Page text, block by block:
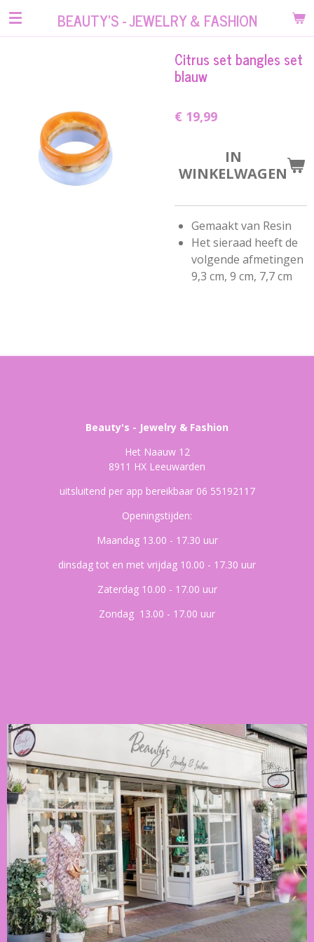
Ga
BEAUTY'S - JEWELRY & FASHION
Citrus set bangles set
blauw
€ 19,99
IN
WINKELWAGEN
Gemaakt van Resin
Het sieraad heeft de
volgende afmetingen
9,3 cm, 9 cm, 7,7 cm
Beauty's - Jewelry & Fashion
Het Naauw 12
8911 HX Leeuwarden
uitsluitend per app bereikbaar 06 55192117
Openingstijden:
Maandag 13.00 - 17.30 uur
dinsdag tot en met vrijdag 10.00 - 17.30 uur
Zaterdag 10.00 - 17.00 uur
Zondag 13.00 - 17.00 uur